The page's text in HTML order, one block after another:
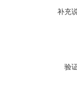
补充
验